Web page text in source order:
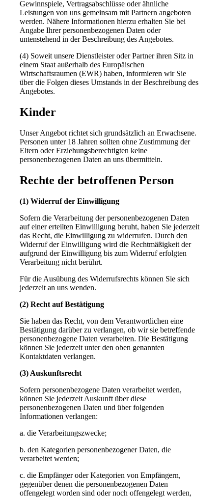
Gewinnspiele, Vertragsabschlüsse oder ähnliche
Leistungen von uns gemeinsam mit Partnern angeboten
werden. Nähere Informationen hierzu erhalten Sie bei
Angabe Ihrer personenbezogenen Daten oder
untenstehend in der Beschreibung des Angebotes.
(4) Soweit unsere Dienstleister oder Partner ihren Sitz in
einem Staat außerhalb des Europäischen
Wirtschaftsraumen (EWR) haben, informieren wir Sie
über die Folgen dieses Umstands in der Beschreibung des
Angebotes.
Kinder
Unser Angebot richtet sich grundsätzlich an Erwachsene.
Personen unter 18 Jahren sollten ohne Zustimmung der
Eltern oder Erziehungsberechtigten keine
personenbezogenen Daten an uns übermitteln.
Rechte der betroffenen Person
(1) Widerruf der Einwilligung
Sofern die Verarbeitung der personenbezogenen Daten
auf einer erteilten Einwilligung beruht, haben Sie jederzeit
das Recht, die Einwilligung zu widerrufen. Durch den
Widerruf der Einwilligung wird die Rechtmäßigkeit der
aufgrund der Einwilligung bis zum Widerruf erfolgten
Verarbeitung nicht berührt.
Für die Ausübung des Widerrufsrechts können Sie sich
jederzeit an uns wenden.
(2) Recht auf Bestätigung
Sie haben das Recht, von dem Verantwortlichen eine
Bestätigung darüber zu verlangen, ob wir sie betreffende
personenbezogene Daten verarbeiten. Die Bestätigung
können Sie jederzeit unter den oben genannten
Kontaktdaten verlangen.
(3) Auskunftsrecht
Sofern personenbezogene Daten verarbeitet werden,
können Sie jederzeit Auskunft über diese
personenbezogenen Daten und über folgenden
Informationen verlangen:
a. die Verarbeitungszwecke;
b. den Kategorien personenbezogener Daten, die
verarbeitet werden;
c. die Empfänger oder Kategorien von Empfängern,
gegenüber denen die personenbezogenen Daten
offengelegt worden sind oder noch offengelegt werden,